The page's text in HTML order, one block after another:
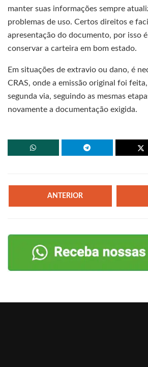
manter suas informações sempre
problemas de uso. Certos direitos e
apresentação do documento, por isso
conservar a carteira em bom estado.
Em situações de extravio ou dano, é
CRAS, onde a emissão original foi
segunda via, seguindo as mesmas
novamente a documentação exigida.
ANTERIOR